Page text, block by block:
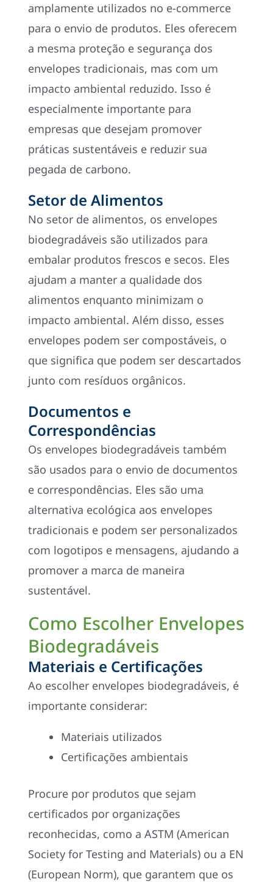
amplamente utilizados no e-commerce
para o envio de produtos. Eles oferecem
a mesma proteção e segurança dos
envelopes tradicionais, mas com um
impacto ambiental reduzido. Isso é
especialmente importante para
empresas que desejam promover
práticas sustentáveis e reduzir sua
pegada de carbono.
Setor de Alimentos
No setor de alimentos, os envelopes
biodegradáveis são utilizados para
embalar produtos frescos e secos. Eles
ajudam a manter a qualidade dos
alimentos enquanto minimizam o
impacto ambiental. Além disso, esses
envelopes podem ser compostáveis, o
que significa que podem ser descartados
junto com resíduos orgânicos.
Documentos e
Correspondências
Os envelopes biodegradáveis também
são usados para o envio de documentos
e correspondências. Eles são uma
alternativa ecológica aos envelopes
tradicionais e podem ser personalizados
com logotipos e mensagens, ajudando a
promover a marca de maneira
sustentável.
Como Escolher Envelopes
Biodegradáveis
Materiais e Certificações
Ao escolher envelopes biodegradáveis, é
importante considerar:
Materiais utilizados
Certificações ambientais
Procure por produtos que sejam
certificados por organizações
reconhecidas, como a ASTM (American
Society for Testing and Materials) ou a EN
(European Norm), que garantem que os